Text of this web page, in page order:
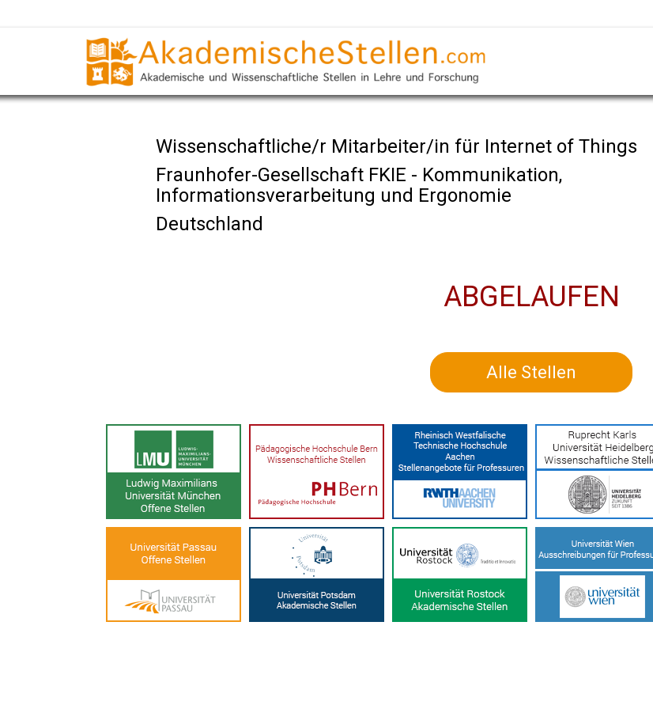
Wissenschaftliche/r Mitarbeiter/in für Internet of Things
Fraunhofer-Gesellschaft FKIE - Kommunikation,
Informationsverarbeitung und Ergonomie
Deutschland
ABGELAUFEN
Alle Stellen